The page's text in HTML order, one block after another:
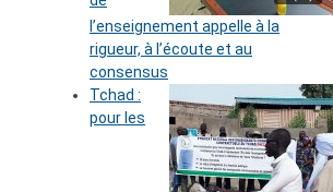
l’enseignement appelle à la
rigueur, à l’écoute et au
consensus
Tchad :
pour les